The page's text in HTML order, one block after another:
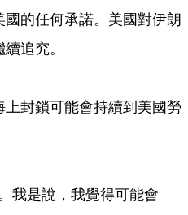
的任何承諾。美國對伊朗
追究。
封鎖可能會持續到美國勞
是說，我覺得可能會